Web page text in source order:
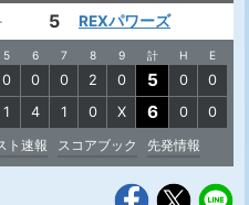
5 REXパワーズ
5 6 7 8 9 計 H E
0 0 0 2 0 5 0
0
1 4 1 0 X 6 0
0
ト速報 スコアブック 先発情報